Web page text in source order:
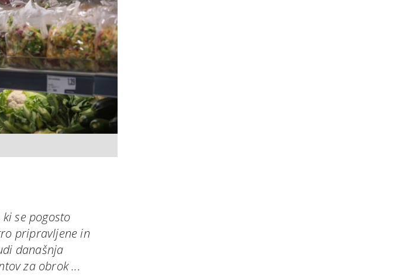
se pogosto
pripravljene in
današnja
za obrok ...